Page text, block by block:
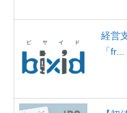
経営
「fr...